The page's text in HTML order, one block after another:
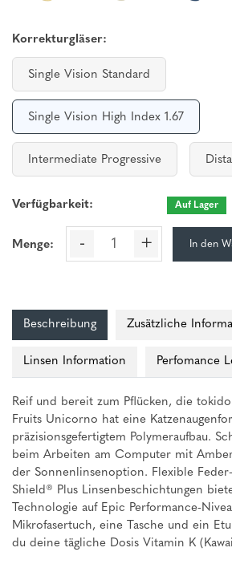
Korrekturgläser:
Single Vision Standard
Single Vision High Index 1.67
Intermediate Progressive
Verfügbarkeit: Auf Lager
Menge: - + In den
Beschreibung Zusätzliche
Linsen Information Perfomance
Reif und bereit zum Pflücken, die
Fruits Unicorno hat eine
präzisionsgefertigtem Polymeraufbau.
beim Arbeiten am Computer mit
der Sonnenlinsenoption. Flexible
Shield® Plus Linsenbeschichtungen
Technologie auf Epic Performance-
Mikrofasertuch, eine Tasche und ein
du deine tägliche Dosis Vitamin K